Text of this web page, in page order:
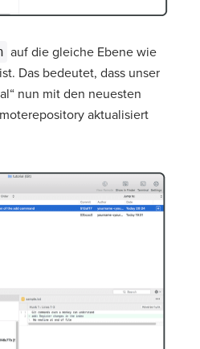
auf die gleiche Ebene wie
Das bedeutet, dass unser
nun mit den neuesten
aktualisiert